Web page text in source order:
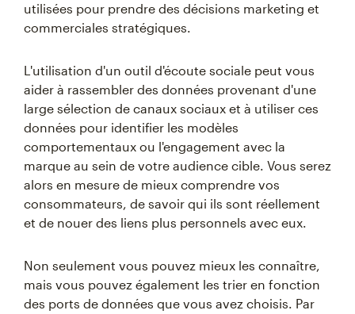
utilisées pour prendre des décisions marketing et
commerciales stratégiques.
L'utilisation d'un outil d'écoute sociale peut vous
aider à rassembler des données provenant d'une
large sélection de canaux sociaux et à utiliser ces
données pour identifier les modèles
comportementaux ou l'engagement avec la
marque au sein de votre audience cible. Vous serez
alors en mesure de mieux comprendre vos
consommateurs, de savoir qui ils sont réellement
et de nouer des liens plus personnels avec eux.
Non seulement vous pouvez mieux les connaître,
mais vous pouvez également les trier en fonction
des ports de données que vous avez choisis. Par